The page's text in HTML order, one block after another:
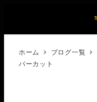
ホーム ブログ一覧
バーカット